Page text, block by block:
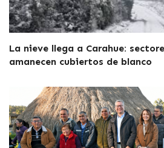
La nieve llega a Carahue:
amanecen cubiertos de blanco